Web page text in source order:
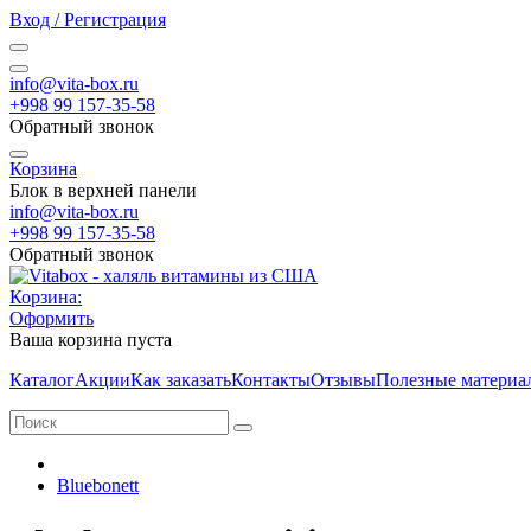
Вход / Регистрация
info@vita-box.ru
+998 99 157-35-58
Обратный звонок
Корзина
Блок в верхней панели
info@vita-box.ru
+998 99 157-35-58
Обратный звонок
Корзина:
Оформить
Ваша корзина пуста
КаталогАкцииКак заказатьКонтактыОтзывыПолезные
Bluebonett